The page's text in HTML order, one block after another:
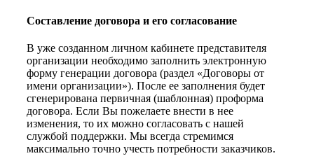
Составление договора и его согласование
В уже созданном личном кабинете представителя
организации необходимо заполнить электронную
форму генерации договора (раздел «Договоры от
имени организации»). После ее заполнения будет
сгенерирована первичная (шаблонная) проформа
договора. Если Вы пожелаете внести в нее
изменения, то их можно согласовать с нашей
службой поддержки. Мы всегда стремимся
максимально точно учесть потребности заказчиков.